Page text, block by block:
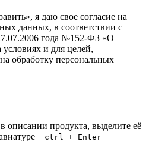
я даю свое согласие на
данных, в соответствии с
года №152-ФЗ «О
и для целей,
обработку персональных
описании продукта, выделите её
ctrl + Enter